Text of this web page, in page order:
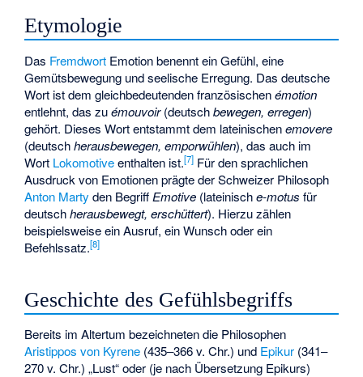
Etymologie
Das Fremdwort Emotion benennt ein Gefühl, eine
Gemütsbewegung und seelische Erregung. Das deutsche
Wort ist dem gleichbedeutenden französischenémotion
entlehnt, das zuémouvoir(deutschbewegen, erregen)
gehört. Dieses Wort entstammt dem lateinischenemovere
(deutschherausbewegen, emporwühlen), das auch im
Wort Lokomotiveenthalten ist.[7] Für den sprachlichen
Ausdruck von Emotionen prägte der Schweizer Philosoph
Anton Marty den Begriff Emotive (lateinische-motus für
deutschherausbewegt, erschüttert). Hierzu zählen
beispielsweise ein Ausruf, ein Wunsch oder ein
Befehlssatz.[8]
Geschichte des Gefühlsbegriffs
Bereits im Altertum bezeichneten die Philosophen
Aristippos von Kyrene (435–366 v. Chr.) und Epikur (341–
270 v. Chr.) „Lust“ oder (je nach Übersetzung Epikurs)